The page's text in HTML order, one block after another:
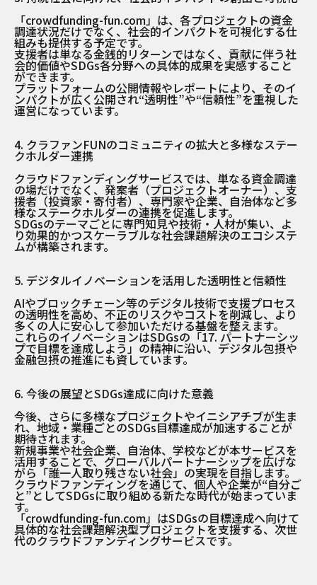
「crowdfunding-fun.com」は、各プロジェクトの資金
調達状況だけでなく、社会的インパクトを可視化する仕
組みも提供する予定です。
支援者は単なる金銭的リターンではなく、貢献に伴う社
会的価値やSDGs各分野への具体的成果を実感すること
ができます。
プラットフォームの公開情報やレポートにより、そのイ
ンパクトが広く公開され“透明性”や“信頼性”を重視した
運営になっています。
4. クラファンFUNのコミュニティの拡大と多様なステー
クホルダー連携
クラウドファンディングサービスでは、単なる資金調達
の場だけでなく、発案者（プロジェクトオーナー）、支
援者（投資家・寄付者）、専門家や企業、自治体など多
様なステークホルダーの連携を促進します。
SDGsのテーマごとに専門知見や技術・人材が集い、よ
り効果的かつスケーラブルな社会課題解決のエコシステ
ムが構築されます。
5. デジタルイノベーションを活用した透明性と信頼性
AIやブロックチェーン等のデジタル技術で支援プロセス
の透明性を高め、不正のリスクやコストを削減し、より
多くの人に安心して参加いただける基盤を整えます。
これらのイノベーションはSDGsの「17. パートナーシッ
プで目標を達成しよう」の精神に沿い、デジタル包摂や
金融包摂の推進にも資しています。
6. 今後の展望とSDGs達成に向けた意義
今後、さらに多様なプロジェクトやイニシアチブが生ま
れ、地域・業種ごとのSDGs目標達成が加速することが
期待されます。
新規事業や社会企業、自治体、学校などが本サービスを
活用することで、グローバルパートナーシップを広げな
がら「誰一人取り残さない社会」の実現を目指します。
クラウドファンディングを通じて、個人や企業が“自分ご
と”としてSDGsに取り組める新たな時代が始まっていま
す。
「crowdfunding-fun.com」はSDGsの目標達成へ向けて
具体的な社会課題解決型プロジェクトを支援する、次世
代のクラウドファンディングサービスです。